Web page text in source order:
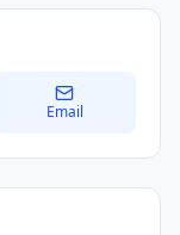
Email